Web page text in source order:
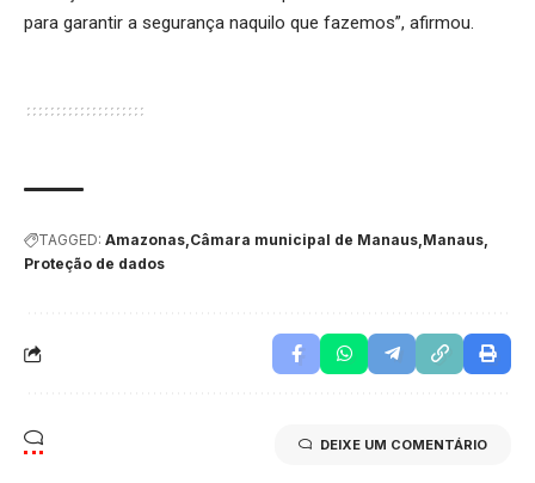
para garantir a segurança naquilo que fazemos”, afirmou.
TAGGED: Amazonas Câmara municipal de Manaus Manaus
Proteção de dados
DEIXE UM COMENTÁRIO